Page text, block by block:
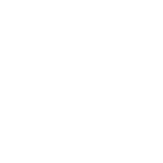
de materiales,
procesos productivos,
con alta precisión.
propios, realizan
de materiales (LdM).